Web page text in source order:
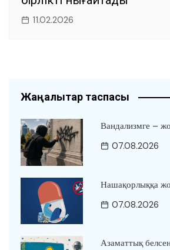
11.02.2026
Жаңалықтар таспасы
Вандализмге –
07.08.2026
Нашақорлыққа
07.08.2026
Азаматтық